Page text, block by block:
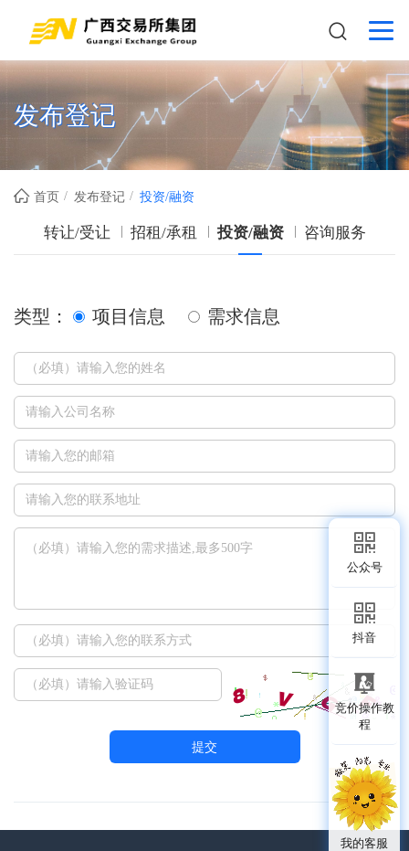
发布登记
首页 发布登记 投资/融资
转让/受让 招租/承租 投资/融资 咨询服务
类型： 项目信息 需求信息
提交
公众号
抖音
竞价操作教
程
我的客服